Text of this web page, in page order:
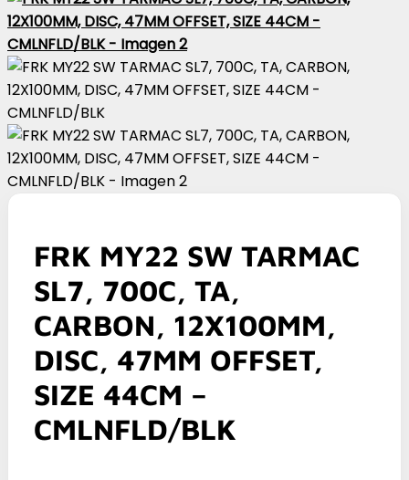
FRK MY22 SW TARMAC
SL7, 700C, TA,
CARBON, 12X100MM,
DISC, 47MM OFFSET,
SIZE 44CM –
CMLNFLD/BLK